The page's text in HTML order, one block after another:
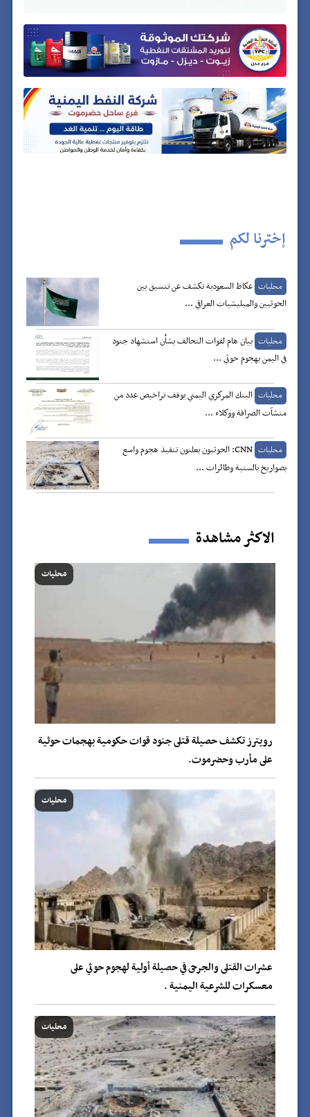
إخترنا لكم
محليات عكاظ السعودية تكشف عن تنسيق بين
الحوثيين والميليشيات العراقي ...
محليات بيان هام لقوات التحالف بشأن استشهاد جنود
في اليمن بهجوم حوثي ...
محليات البنك المركزي اليمني يوقف تراخيص عدد من
منشآت الصرافة ووكلاء ...
محليات
CNN: الحوثيون يعلنون تنفيذ هجوم واسع
بصواريخ بالستية وطائرات ...
الاكثر مشاهدة
محليات
رويترز تكشف حصيلة قتلى جنود قوات حكومية بهجمات حوثية
على مأرب وحضرموت.
محليات
عشرات القتلى والجرحى في حصيلة أولية لهجوم حوثي على
معسكرات للشرعية اليمنية .
محليات